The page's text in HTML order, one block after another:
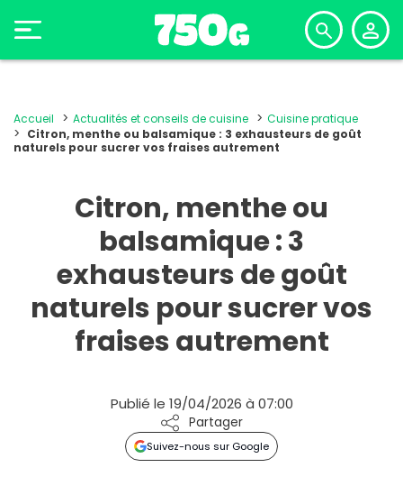
Accueil Actualités et conseils de cuisine
Cuisine pratique
Citron, menthe ou balsamique : 3 exhausteurs de goût
naturels pour sucrer vos fraises autrement
Citron, menthe ou
balsamique : 3
exhausteurs de goût
naturels pour sucrer vos
fraises autrement
Publié le 19/04/2026 à 07:00
Partager
Suivez-nous sur Google